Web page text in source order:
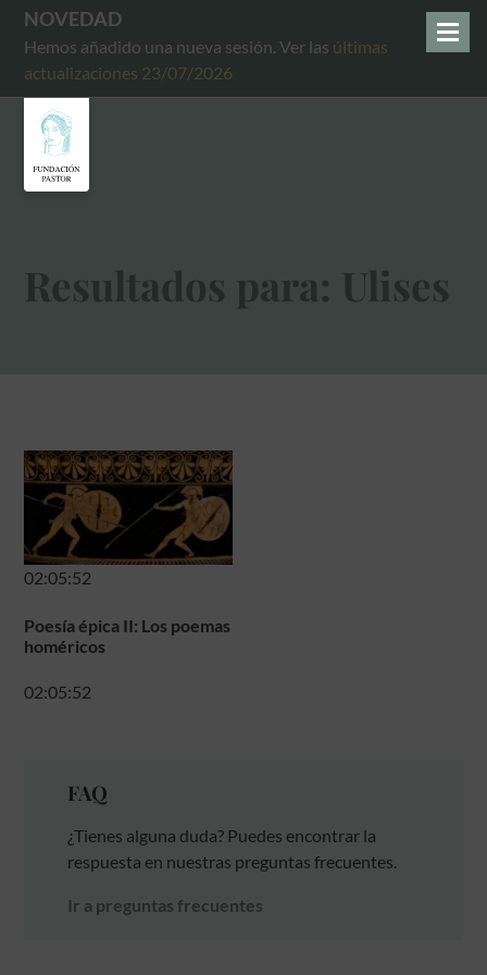
NOVEDAD
Hemos añadido una nueva sesión. Ver las últimas
actualizaciones 23/07/2026
Resultados para: Ulises
02:05:52
Poesía épica II: Los poemas
homéricos
02:05:52
FAQ
¿Tienes alguna duda? Puedes encontrar la
respuesta en nuestras preguntas frecuentes.
Ir a preguntas frecuentes